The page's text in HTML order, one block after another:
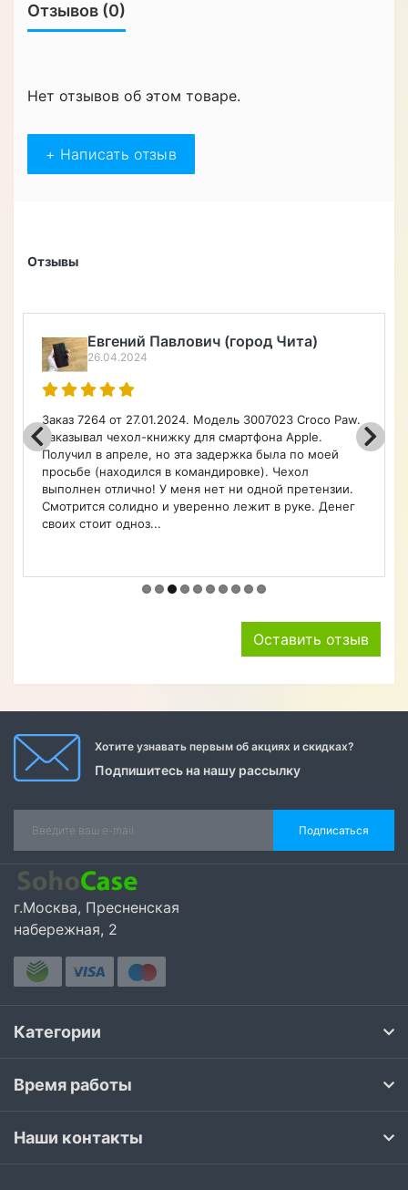
Отзывов (0)
Нет отзывов об этом товаре.
+ Написать отзыв
Отзывы
Алексей Верегин
22.04.2024
Порадовал широкий ассортимент по каталогу на
чехлы, очень быстро оформил заказ. Чехол удобный.
Советую.
Оставить отзыв
Хотите узнавать первым об акциях и скидках?
Подпишитесь на нашу рассылку
Подписаться
г.Москва, Пресненская
набережная, 2
Категории
Время работы
Наши контакты